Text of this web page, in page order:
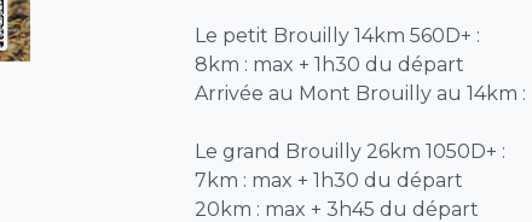
Le petit Brouilly 14km 560D+ :
8km : max + 1h30 du départ
Arrivée au Mont Brouilly au 14km
Le grand Brouilly 26km 1050D+ :
7km : max + 1h30 du départ
20km : max + 3h45 du départ